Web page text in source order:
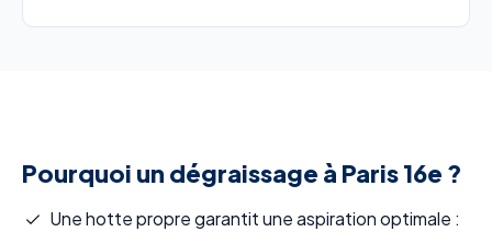
Pourquoi un dégraissage à Paris 16e ?
Une hotte propre garantit une aspiration optimale :